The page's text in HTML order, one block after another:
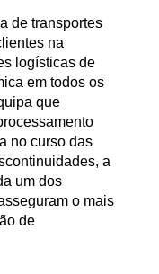
de transportes
na
logísticas de
em todos os
que
no curso das
a
um dos
o mais
de